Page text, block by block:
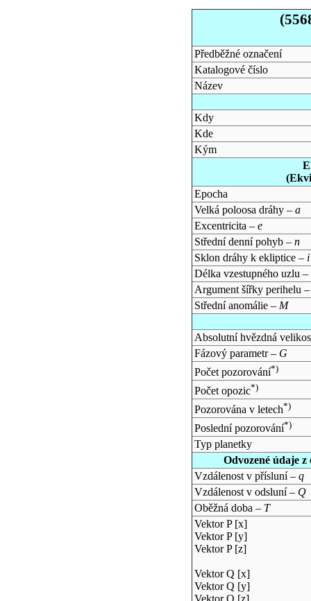
Předběžné označení
Katalogové číslo
Název
Kdy
Kde
Kým
Epocha
Velká poloosa dráhy – a
Excentricita – e
Střední denní pohyb – n
Sklon dráhy k ekliptice – i
Délka vzestupného uzlu –
Argument šířky perihelu
Střední anomálie – M
Absolutní hvězdná
Fázový parametr – G
Počet pozorování*)
Počet opozic*)
Pozorována v letech*)
Poslední pozorování*)
Typ planetky
Odvozené údaje
Vzdálenost v přísluní – q
Vzdálenost v odsluní – Q
Oběžná doba – T
Vektor P [x]
Vektor P [y]
Vektor P [z]
Vektor Q [x]
Vektor Q [y]
Vektor Q [z]